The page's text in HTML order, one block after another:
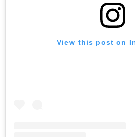
View this post on